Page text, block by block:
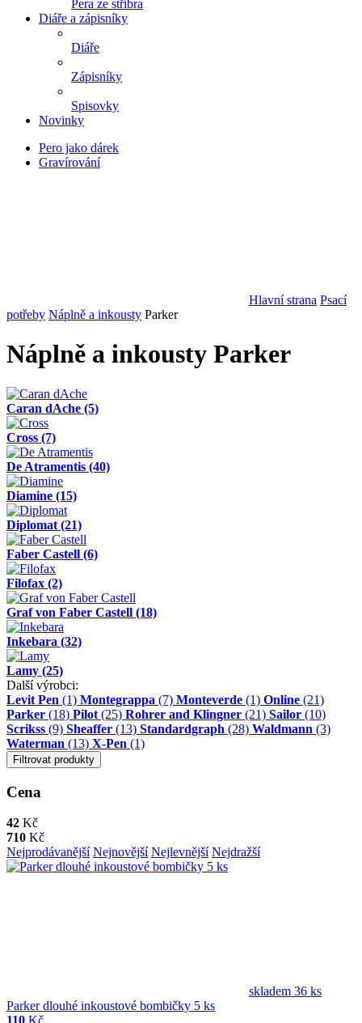
Pera ze stříbra
Diáře a zápisníky
Diáře
Zápisníky
Spisovky
Novinky
Pero jako dárek
Gravírování
Hlavní strana Psací
potřeby Náplně a inkousty Parker
Náplně a inkousty Parker
Caran dAche (5)
Cross (7)
De Atramentis (40)
Diamine (15)
Diplomat (21)
Faber Castell (6)
Filofax (2)
Graf von Faber Castell (18)
Inkebara (32)
Lamy (25)
Další výrobci:
Levit Pen (1) Montegrappa (7) Monteverde (1) Online (21)
Parker (18) Pilot (25) Rohrer and Klingner (21) Sailor (10)
Scrikss (9) Sheaffer (13) Standardgraph (28) Waldmann (3)
Waterman (13) X-Pen (1)
Filtrovat produkty
Cena
42 Kč
710 Kč
Nejprodávanější Nejnovější Nejlevnější Nejdražší
skladem 36 ks
Parker dlouhé inkoustové bombičky 5 ks